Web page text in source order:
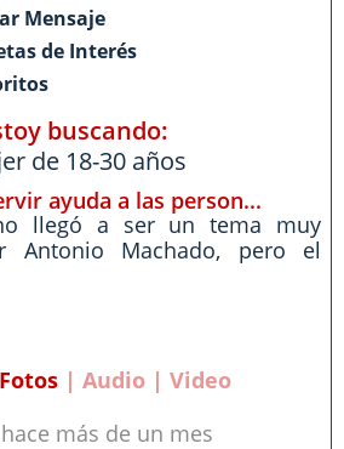
Mensaje
de Interés
buscando:
de 18-30 años
ayuda a las person...
llegó a ser un tema muy
Antonio Machado, pero el
Fotos| Audio | Video
más de un mes